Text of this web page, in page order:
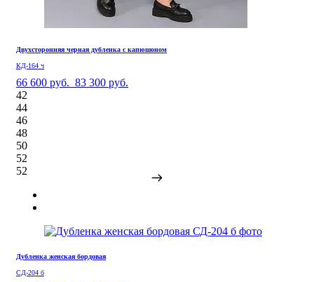
Двухсторонняя черная дубленка с капюшоном
КД-164 ч
66 600 руб. 83 300 руб.
42
44
46
48
50
52
52
Дубленка женская бордовая
СД-204 б